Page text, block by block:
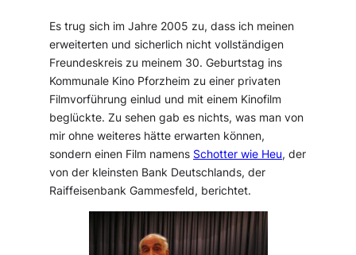
Es trug sich im Jahre 2005 zu, dass ich meinen
erweiterten und sicherlich nicht vollständigen
Freundeskreis zu meinem 30. Geburtstag ins
Kommunale Kino Pforzheim zu einer privaten
Filmvorführung einlud und mit einem Kinofilm
beglückte. Zu sehen gab es nichts, was man von
mir ohne weiteres hätte erwarten können,
sondern einen Film namens Schotter wie Heu, der
von der kleinsten Bank Deutschlands, der
Raiffeisenbank Gammesfeld, berichtet.